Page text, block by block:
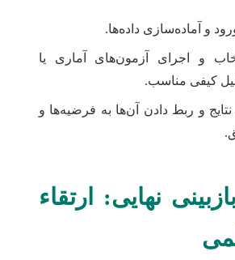
و آماده‌سازی داده‌ها.
و اجرای آزمون‌های آماری یا
کیفی مناسب.
و ربط دادن آن‌ها به فرضیه‌ها و
نهایی: ارتقاء